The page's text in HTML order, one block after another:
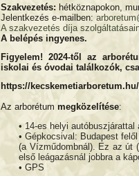
Szakvezetés: hétköznapokon,
Jelentkezés e-mailben:
A szakvezetés díja
A belépés ingyenes.
Figyelem! 2024-től az
iskolai és óvodai találkozók,
https://
Az arborétum megközelítése:
• 14-es helyi
• Gépkocsival: Budapest
(a Vízműdombnál). Ez az út
első leágazásnál jobbra a
• GPS